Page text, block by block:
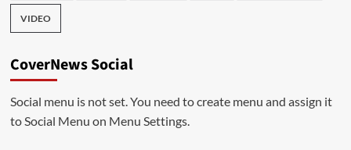
VIDEO
CoverNews Social
Social menu is not set. You need to create menu and assign it
to Social Menu on Menu Settings.